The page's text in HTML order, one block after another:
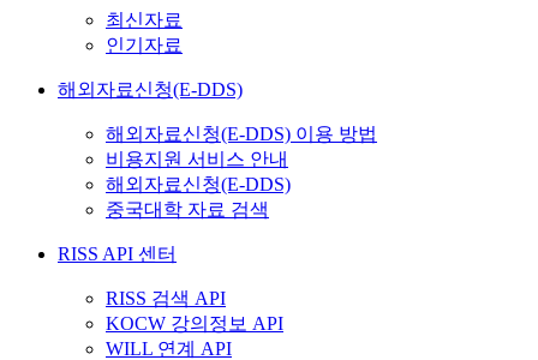
최신자료
인기자료
해외자료신청(E-DDS)
해외자료신청(E-DDS) 이용 방법
비용지원 서비스 안내
해외자료신청(E-DDS)
중국대학 자료 검색
RISS API 센터
RISS 검색 API
KOCW 강의정보 API
WILL 연계 API